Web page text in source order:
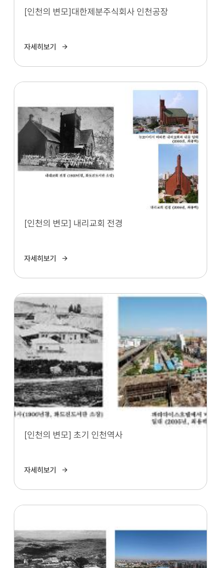
[인천의 변모]대한제분주식회사 인천공장
자세히보기
[인천의 변모] 내리교회 전경
자세히보기
[인천의 변모] 초기 인천역사
자세히보기